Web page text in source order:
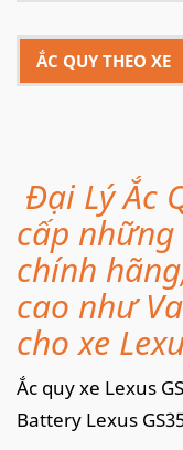
ẮC QUY THEO XE
Đại Lý Ắc
cấp
chính
cao như
cho xe
Ắc quy xe Lexus
Battery Lexus